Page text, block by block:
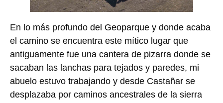
En lo más profundo del Geoparque y donde acaba
el camino se encuentra este mítico lugar que
antiguamente fue una cantera de pizarra donde se
sacaban las lanchas para tejados y paredes, mi
abuelo estuvo trabajando y desde Castañar se
desplazaba por caminos ancestrales de la sierra